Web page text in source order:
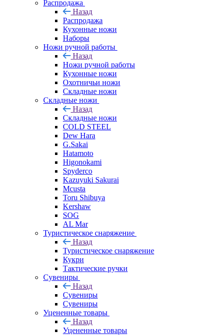
Распродажа
Назад
Распродажа
Кухонные ножи
Наборы
Ножи ручной работы
Назад
Ножи ручной работы
Кухонные ножи
Охотничьи ножи
Складные ножи
Складные ножи
Назад
Складные ножи
COLD STEEL
Dew Hara
G.Sakai
Hatamoto
Higonokami
Spyderco
Kazuyuki Sakurai
Mcusta
Toru Shibuya
Kershaw
SOG
AL Mar
Туристическое снаряжение
Назад
Туристическое снаряжение
Кукри
Тактические ручки
Сувениры
Назад
Сувениры
Сувениры
Уцененные товары
Назад
Уцененные товары